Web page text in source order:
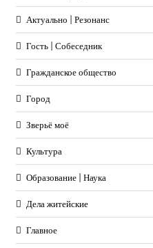
Актуально | Резонанс
Гость | Собеседник
Гражданское общество
Город
Зверьё моё
Культура
Образование | Наука
Дела житейские
Главное